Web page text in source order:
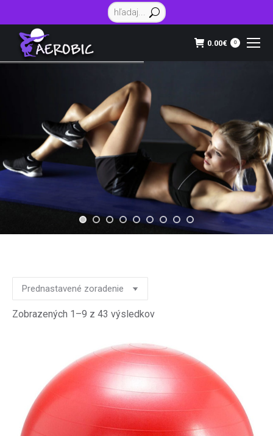
Vyhľadávanie:
0.00€ 0
Zobrazených 1–9 z 43 výsledkov